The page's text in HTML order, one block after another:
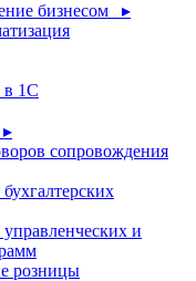
бизнесом ▸
1С
сопровождения
и
розницы